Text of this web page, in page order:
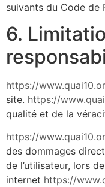
suivants du Code de
6.
https://
site. https://
qualité et de la
https://
des dommages
de l’utilisateur, lors
internet https://